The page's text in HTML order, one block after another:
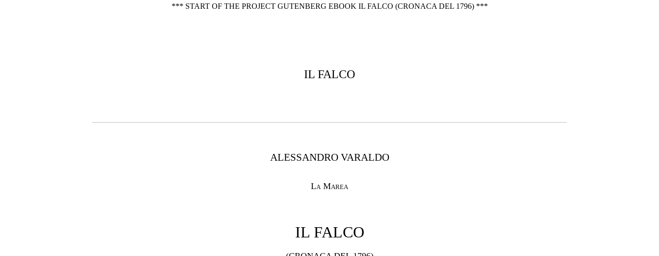
*** START OF THE PROJECT GUTENBERG EBOOK IL FALCO (CRONACA DEL 1796) ***
IL FALCO
ALESSANDRO VARALDO
La Marea
IL FALCO